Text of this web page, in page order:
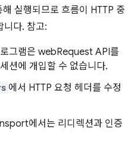
실행되므로 흐름이 HTTP 중
다. 참고:
그램은 webRequest API를
션에 개입할 수 없습니다.
에서 HTTP 요청 헤더를 수정
에서는 리디렉션과 인증